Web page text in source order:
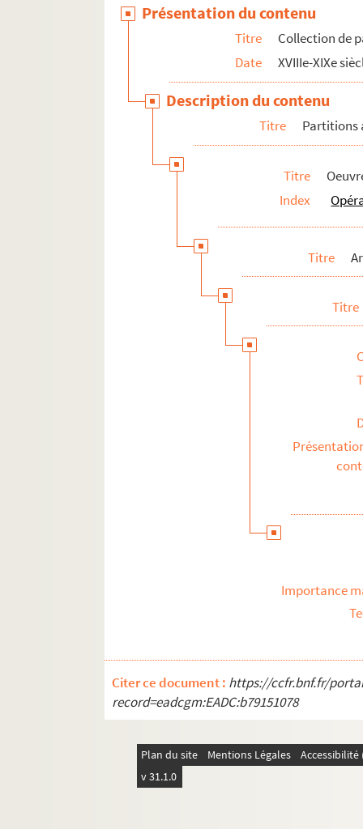
Partitions contemporaines
Autres documents
Présentation du contenu
Titre
Collection de
Date
XVIIIe-XIXe
Description du contenu
Titre Partitions
Titre
Index
Titre
Titre
Importance
Citer ce document : https://ccfr.bnf.fr/
record=eadcgm:EADC:b79151078
Plan du site Mentions Légales
v 31.1.0